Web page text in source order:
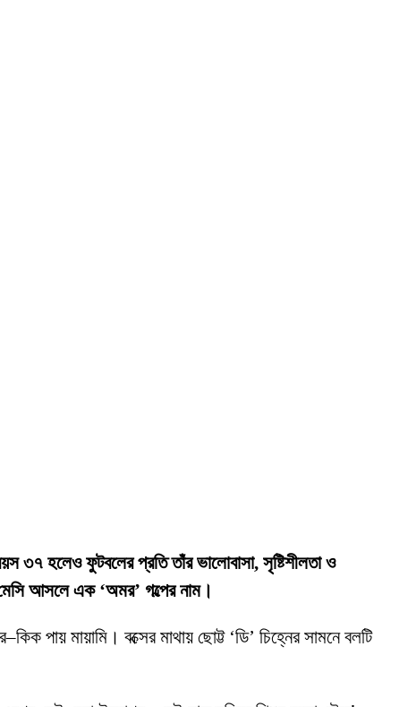
৩৭ হলেও ফুটবলের প্রতি তাঁর ভালোবাসা, সৃষ্টিশীলতা ও
আসলে এক ‘অমর’ গল্পের নাম।
পায় মায়ামি। বক্সের মাথায় ছোট্ট ‘ডি’ চিহ্নের সামনে বলটি